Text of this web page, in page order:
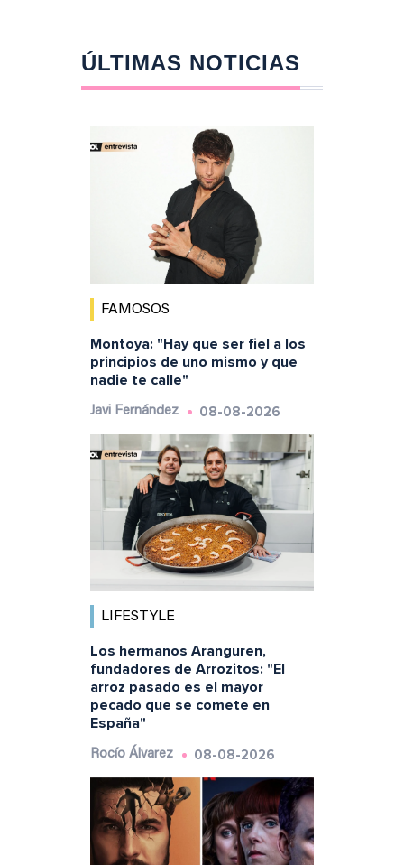
ÚLTIMAS NOTICIAS
FAMOSOS
Montoya: "Hay que ser fiel a los
principios de uno mismo y que
nadie te calle"
Javi Fernández 08-08-2026
LIFESTYLE
Los hermanos Aranguren,
fundadores de Arrozitos: "El
arroz pasado es el mayor
pecado que se comete en
España"
Rocío Álvarez 08-08-2026